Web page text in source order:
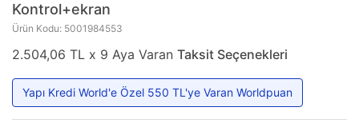
Kontrol+ekran
Ürün Kodu: 5001984553
2.504,06 TL x 9 Aya Varan Taksit Seçenekleri
Yapı Kredi World'e Özel 550 TL'ye Varan Worldpuan